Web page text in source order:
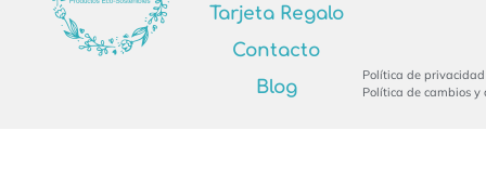
Tarjeta Regalo
Contacto
Blog
Política de privacidad
Política de cambios y